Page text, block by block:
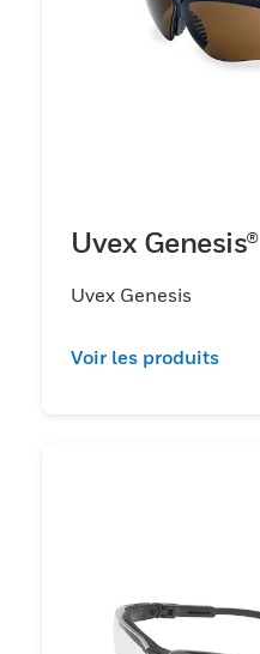
Uvex Genesis®
Uvex Genesis
Voir les produits